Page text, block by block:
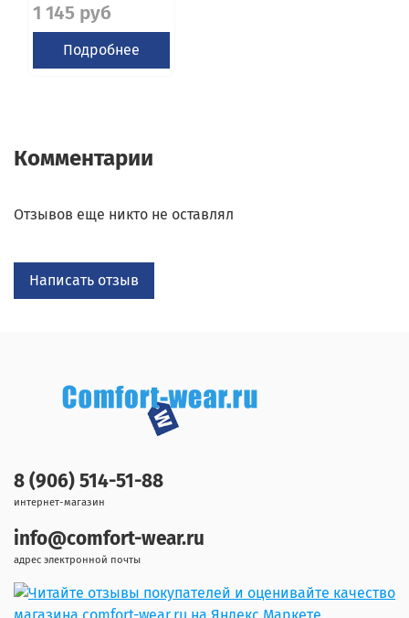
1 145 руб
Подробнее
Комментарии
Отзывов еще никто не оставлял
Написать отзыв
8 (906) 514-51-88
интернет-магазин
info@comfort-wear.ru
адрес электронной почты